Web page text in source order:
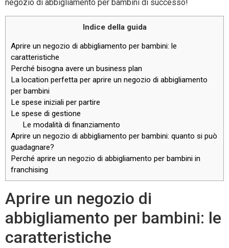
negozio di abbigliamento per bambini di successo!
Indice della guida
Aprire un negozio di abbigliamento per bambini: le
caratteristiche
Perché bisogna avere un business plan
La location perfetta per aprire un negozio di abbigliamento
per bambini
Le spese iniziali per partire
Le spese di gestione
Le modalità di finanziamento
Aprire un negozio di abbigliamento per bambini: quanto si può
guadagnare?
Perché aprire un negozio di abbigliamento per bambini in
franchising
Aprire un negozio di
abbigliamento per bambini: le
caratteristiche